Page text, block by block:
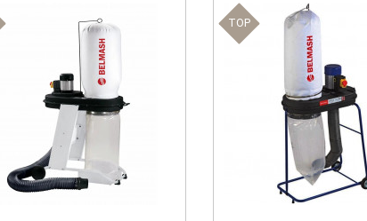
TOP